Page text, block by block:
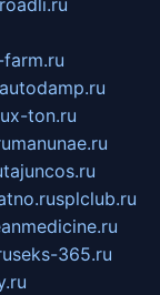
roadli.ru
autodamp.ru
x-ton.ru
manunae.ru
tajuncos.ru
splclub.ru
seks-365.ru